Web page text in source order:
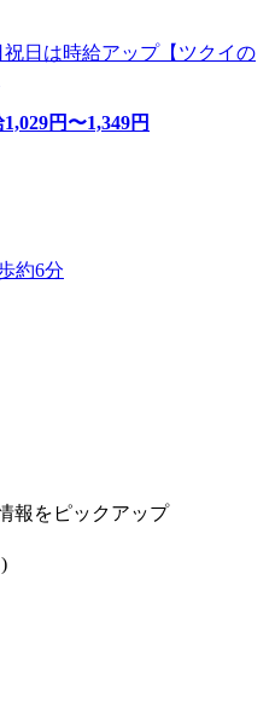
日は時給アップ【ツクイの
1,029円〜1,349円
約6分
報をピックアップ